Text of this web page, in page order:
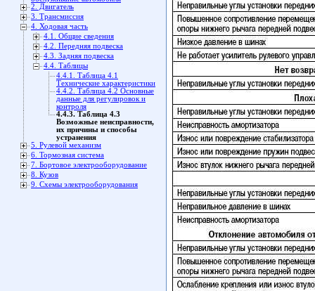
2. Двигатель
3. Трансмиссия
4. Ходовая часть
4.1. Общие сведения
4.2. Передняя подвеска
4.3. Задняя подвеска
4.4. Таблицы
4.4.1. Таблица 4.1
Технические характеристики
4.4.2. Таблица 4.2 Основные
данные для регулировок и
контроля
4.4.3. Таблица 4.3
Возможные неисправности,
их причины и способы
устранения
5. Рулевой механизм
6. Тормозная система
7. Бортовое электрооборудование
8. Кузов
9. Схемы электрооборудования